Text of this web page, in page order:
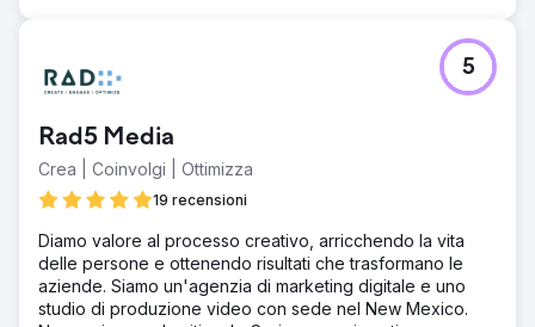
traffico di ricerca organico è cresciuto di uno
straordinario +941%, pari a 55.600 dollari di valore annuo
del traffico organico. Questi risultati hanno consolidato la
posizione di Benchmark come la più grande società di
intermediazione aziendale privata in Australia e un
indiscusso leader del settore.
Vai alla pagina agenzia
Rad5 Media
Crea | Coinvolgi | Ottimizza
19 recensioni
5
Diamo valore al processo creativo, arricchendo la vita
delle persone e ottenendo risultati che trasformano le
aziende. Siamo un'agenzia di marketing digitale e uno
studio di produzione video con sede nel New Mexico.